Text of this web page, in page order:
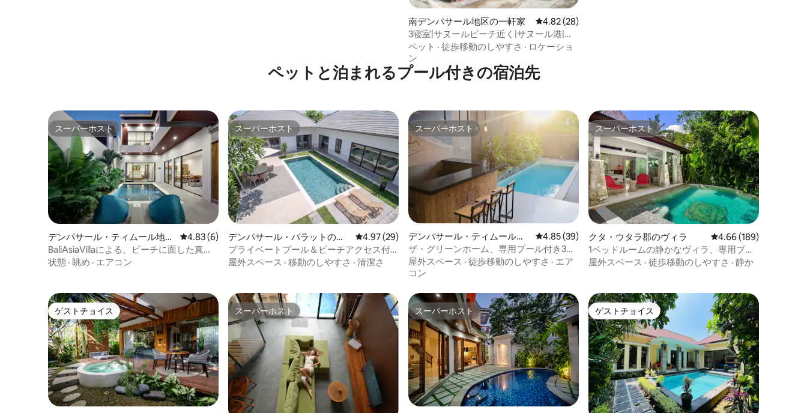
南デンパサール地区の一軒家 レビュー28件、5つ星中4.82つ星の平均評価
4.82 (28)
3寝室|サヌールビーチ近く|サヌール港|ペ
ットOK
ペット · 徒歩移動のしやすさ · ロケーショ
ン
ペットと泊まれるプール付きの宿泊先
スーパーホスト
スーパーホスト
デンパサール・ティムール地区
のヴィラ
レビュー6件、5つ星中4.83つ星の平均評価
4.83 (6)
BaliAsiaVillaによる、ビーチに面した真新
しい豪華な3寝室のTropisC
状態 · 眺め · エアコン
スーパーホスト
スーパーホスト
デンパサール・バラットのヴ
ィラ
レビュー29件、5つ星中4.97つ星の平均評価
4.97 (29)
プライベートプール＆ビーチアクセス付
きの快適な3ベッドルームヴィラ、チャン
屋外スペース · 移動のしやすさ · 清潔さ
スーパーホスト
スーパーホスト
デンパサール・ティムール地
区のヴィラ
レビュー39件、5つ星中4.85つ星の平均評価
4.85 (39)
ザ・グリーンホーム、専用プール付き3ベ
ッドルームヴィラ
屋外スペース · 徒歩移動のしやすさ · エア
コン
スーパーホスト
スーパーホスト
クタ・ウタラ郡のヴィラ レビュー189件、5つ
4.66 (189)
1ベッドルームの静かなヴィラ、専用プー
ル＆トロピカルガーデン
屋外スペース · 徒歩移動のしやすさ · 静か
ゲストチョイス
ゲストチョイス スーパーホスト
スーパーホスト スーパーホスト
スーパーホスト ゲストチョイス
ゲストチョイス